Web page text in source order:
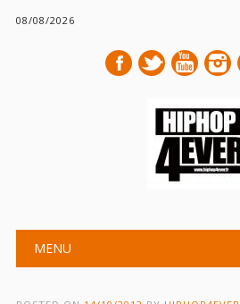
08/08/2026
Main menu
MENU